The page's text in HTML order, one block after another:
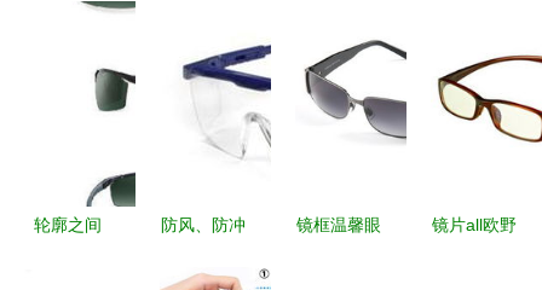
能的融合
选购指南
镜怎么样
180 240元
摩根眼镜比
轮廓之间
防风、防冲
镜框温馨眼
镜片all欧野